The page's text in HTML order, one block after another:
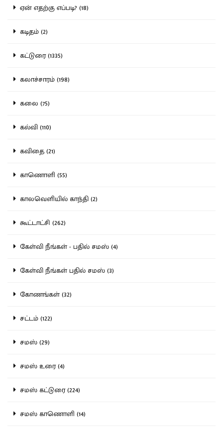
ஏன் எதற்கு எப்படி? (18)
கடிதம் (2)
கட்டுரை (1335)
கலாச்சாரம் (198)
கலை (75)
கல்வி (110)
கவிதை (21)
காணொளி (55)
காலவெளியில் காந்தி (2)
கூட்டாட்சி (262)
கேள்வி நீங்கள் - பதில் சமஸ் (4)
கேள்வி நீங்கள் பதில் சமஸ் (3)
கோணங்கள் (32)
சட்டம் (122)
சமஸ் (29)
சமஸ் உரை (4)
சமஸ் கட்டுரை (224)
சமஸ் காணொளி (14)